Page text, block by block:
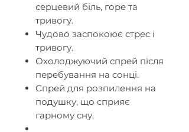
серцевий біль, горе та
тривогу.
Чудово заспокоює стрес і
тривогу.
Охолоджуючий спрей після
перебування на сонці.
Спрей для розпилення на
подушку, що сприяє
гарному сну.